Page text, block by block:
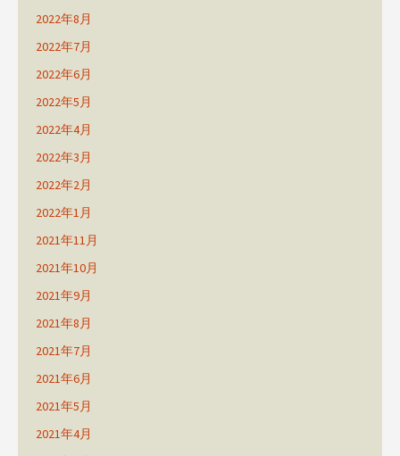
2022年8月
2022年7月
2022年6月
2022年5月
2022年4月
2022年3月
2022年2月
2022年1月
2021年11月
2021年10月
2021年9月
2021年8月
2021年7月
2021年6月
2021年5月
2021年4月